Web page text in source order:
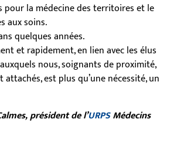
pour la médecine des territoires et le
aux soins.
quelques années.
et rapidement, en lien avec les élus
nous, soignants de proximité,
est plus qu’une nécessité, un
président de l’URPSMédecins